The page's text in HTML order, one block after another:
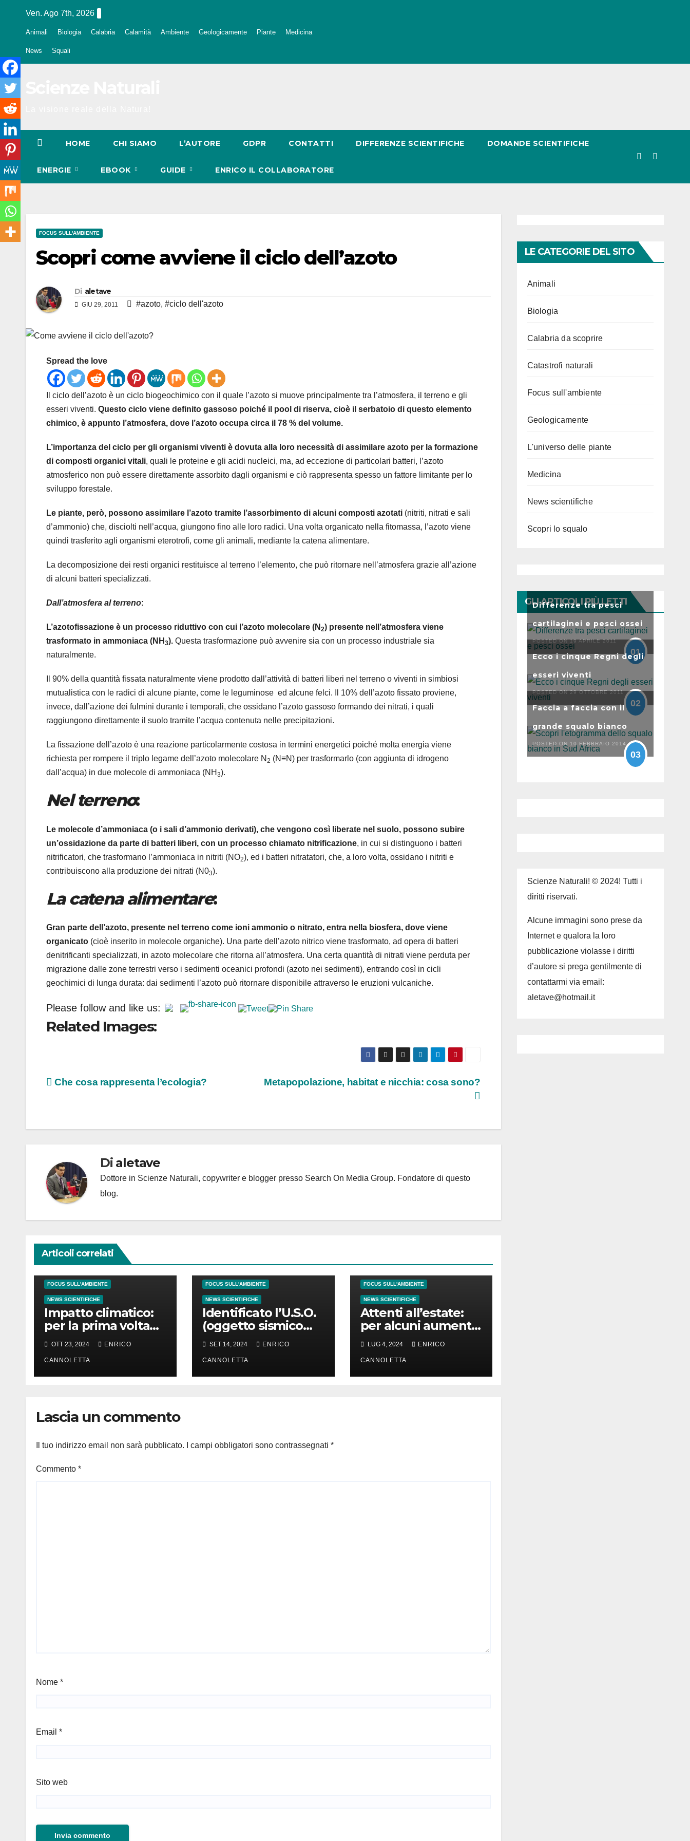
Ven. Ago 7th, 2026
Animali Biologia Calabria Calamità Ambiente Geologicamente Piante Medicina
News Squali
HOME CHI SIAMO L’AUTORE GDPR CONTATTI DIFFERENZE SCIENTIFICHE DOMANDE SCIENTIFICHE
ENERGIE EBOOK GUIDE ENRICO IL COLLABORATORE
FOCUS SULL'AMBIENTE
Scopri come avviene il ciclo dell’azoto
Di aletave
GIU 29, 2011 #azoto, #ciclo dell'azoto
Spread the love
Il ciclo dell’azoto è un ciclo biogeochimico con il quale l’azoto si muove principalmente tra l’atmosfera, il terreno e gli
esseri viventi. Questo ciclo viene definito gassoso poiché il pool di riserva, cioè il serbatoio di questo elemento
chimico, è appunto l’atmosfera, dove l’azoto occupa circa il 78 % del volume.
L’importanza del ciclo per gli organismi viventi è dovuta alla loro necessità di assimilare azoto per la formazione
di composti organici vitali, quali le proteine e gli acidi nucleici, ma, ad eccezione di particolari batteri, l’azoto
atmosferico non può essere direttamente assorbito dagli organismi e ciò rappresenta spesso un fattore limitante per lo
sviluppo forestale.
Le piante, però, possono assimilare l’azoto tramite l’assorbimento di alcuni composti azotati (nitriti, nitrati e sali
d’ammonio) che, disciolti nell’acqua, giungono fino alle loro radici. Una volta organicato nella fitomassa, l’azoto viene
quindi trasferito agli organismi eterotrofi, come gli animali, mediante la catena alimentare.
La decomposizione dei resti organici restituisce al terreno l’elemento, che può ritornare nell’atmosfera grazie all’azione
di alcuni batteri specializzati.
Dall’atmosfera al terreno:
L’azotofissazione è un processo riduttivo con cui l’azoto molecolare (N 2) presente nell’atmosfera viene
trasformato in ammoniaca (NH 3). Questa trasformazione può avvenire sia con un processo industriale sia
naturalmente.
Il 90% della quantità fissata naturalmente viene prodotto dall’attività di batteri liberi nel terreno o viventi in simbiosi
mutualistica con le radici di alcune piante, come le leguminose ed alcune felci. Il 10% dell’azoto fissato proviene,
invece, dall’azione dei fulmini durante i temporali, che ossidano l’azoto gassoso formando dei nitrati, i quali
raggiungono direttamente il suolo tramite l’acqua contenuta nelle precipitazioni.
La fissazione dell’azoto è una reazione particolarmente costosa in termini energetici poiché molta energia viene
richiesta per rompere il triplo legame dell’azoto molecolare N 2 (N≡N) per trasformarlo (con aggiunta di idrogeno
dall’acqua) in due molecole di ammoniaca (NH 3).
Nel terreno:
Le molecole d’ammoniaca (o i sali d’ammonio derivati), che vengono così liberate nel suolo, possono subire
un’ossidazione da parte di batteri liberi, con un processo chiamato nitrificazione, in cui si distinguono i batteri
nitrificatori, che trasformano l’ammoniaca in nitriti (NO2), ed i batteri nitratatori, che, a loro volta, ossidano i nitriti e
contribuiscono alla produzione dei nitrati (N03).
La catena alimentare:
Gran parte dell’azoto, presente nel terreno come ioni ammonio o nitrato, entra nella biosfera, dove viene
organicato (cioè inserito in molecole organiche). Una parte dell’azoto nitrico viene trasformato, ad opera di batteri
denitrificanti specializzati, in azoto molecolare che ritorna all’atmosfera. Una certa quantità di nitrati viene perduta per
migrazione dalle zone terrestri verso i sedimenti oceanici profondi (azoto nei sedimenti), entrando così in cicli
geochimici di lunga durata: dai sedimenti l’azoto può ritornare disponibile attraverso le eruzioni vulcaniche.
Please follow and like us:
Related Images:
Navigazione
Metapopolazione, habitat e nicchia: cosa sono?
Che cosa rappresenta l’ecologia?
Di aletave
Dottore in Scienze Naturali, copywriter e blogger presso Search On Media Group. Fondatore di questo
blog.
Articoli correlati
FOCUS SULL'AMBIENTE
NEWS SCIENTIFICHE
Impatto climatico:
per la prima volta
l’orologio standard
potrebbe essere
ritardato di 1″
OTT 23, 2024 ENRICO
CANNOLETTA
FOCUS SULL'AMBIENTE
NEWS SCIENTIFICHE
Identificato l’U.S.O.
(oggetto sismico
non identificato)
osservato in
Groenlandia
SET 14, 2024 ENRICO
CANNOLETTA
FOCUS SULL'AMBIENTE
NEWS SCIENTIFICHE
Attenti all’estate:
per alcuni aumenta
la depressione
LUG 4, 2024 ENRICO
CANNOLETTA
Lascia un commento
Il tuo indirizzo email non sarà pubblicato. I campi obbligatori sono contrassegnati *
Commento *
Nome *
Email *
Sito web
LE CATEGORIE DEL SITO
Animali
Biologia
Calabria da scoprire
Catastrofi naturali
Focus sull'ambiente
Geologicamente
L'universo delle piante
Medicina
News scientifiche
Scopri lo squalo
GLI ARTICOLI PIÙ LETTI
Differenze tra pesci
cartilaginei e pesci ossei
POSTED ON 19 APRILE 2011
01
Ecco i cinque Regni degli
esseri viventi
POSTED ON 29 OTTOBRE 2011
02
Faccia a faccia con il
grande squalo bianco
POSTED ON 10 FEBBRAIO 2014
03
Scienze Naturali! © 2024! Tutti i
diritti riservati.
Alcune immagini sono prese da
Internet e qualora la loro
pubblicazione violasse i diritti
d’autore si prega gentilmente di
contattarmi via email:
aletave@hotmail.it